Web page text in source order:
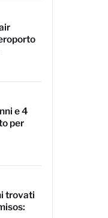
e 4
per
trovati